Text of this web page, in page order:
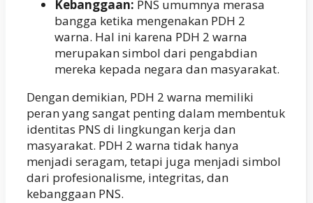
Kebanggaan: PNS umumnya merasa
bangga ketika mengenakan PDH 2
warna. Hal ini karena PDH 2 warna
merupakan simbol dari pengabdian
mereka kepada negara dan masyarakat.
Dengan demikian, PDH 2 warna memiliki
peran yang sangat penting dalam membentuk
identitas PNS di lingkungan kerja dan
masyarakat. PDH 2 warna tidak hanya
menjadi seragam, tetapi juga menjadi simbol
dari profesionalisme, integritas, dan
kebanggaan PNS.